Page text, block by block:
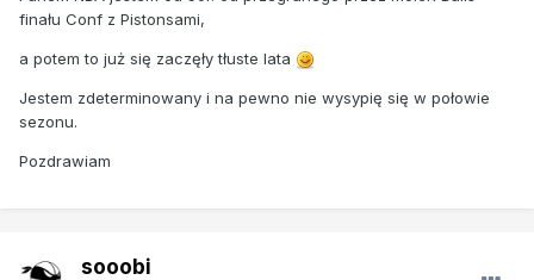
finału Conf z Pistonsami,
a potem to już się zaczęły tłuste lata
Jestem zdeterminowany i na pewno nie wysypię się w połowie
sezonu.
Pozdrawiam
sooobi